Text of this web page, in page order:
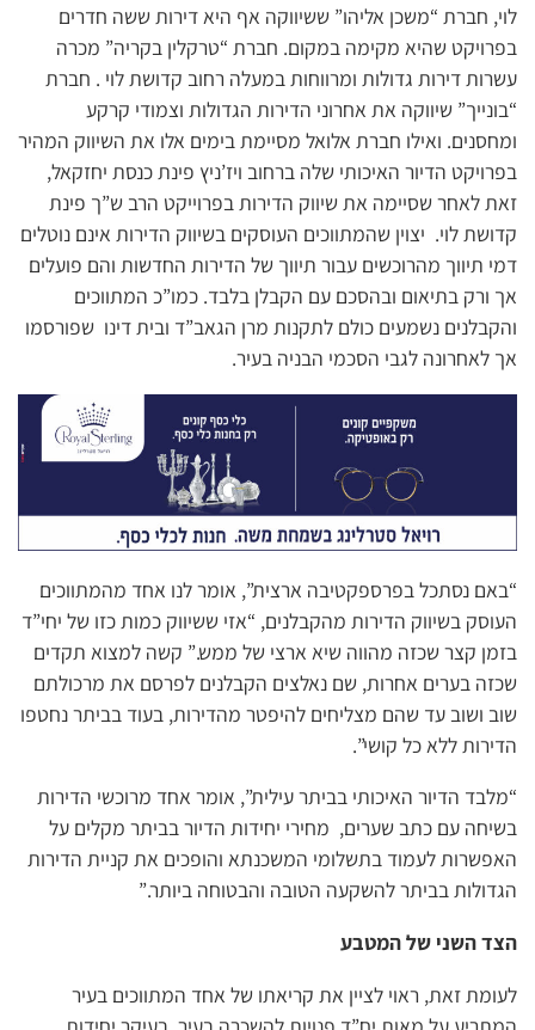
לוי, חברת “משכן אליהו” ששיווקה אף היא דירות ששה חדרים
בפרויקט שהיא מקימה במקום. חברת “טרקלין בקריה” מכרה
עשרות דירות גדולות ומרווחות במעלה רחוב קדושת לוי . חברת
“בונייך” שיווקה את אחרוני הדירות הגדולות וצמודי קרקע
ומחסנים. ואילו חברת אלואל מסיימת בימים אלו את השיווק המהיר
בפרויקט הדיור האיכותי שלה ברחוב ויז’ניץ פינת כנסת יחזקאל,
זאת לאחר שסיימה את שיווק הדירות בפרוייקט הרב ש”ך פינת
קדושת לוי. יצוין שהמתווכים העוסקים בשיווק הדירות אינם נוטלים
דמי תיווך מהרוכשים עבור תיווך של הדירות החדשות והם פועלים
אך ורק בתיאום ובהסכם עם הקבלן בלבד. כמו”כ המתווכים
והקבלנים נשמעים כולם לתקנות מרן הגאב”ד ובית דינו שפורסמו
אך לאחרונה לגבי הסכמי הבניה בעיר.
“באם נסתכל בפרספקטיבה ארצית”, אומר לנו אחד מהמתווכים
העוסק בשיווק הדירות מהקבלנים, “אזי ששיווק כמות כזו של יחי”ד
בזמן קצר שכזה מהווה שיא ארצי של ממש.” קשה למצוא תקדים
שכזה בערים אחרות, שם נאלצים הקבלנים לפרסם את מרכולתם
שוב ושוב עד שהם מצליחים להיפטר מהדירות, בעוד בביתר נחטפו
הדירות ללא כל קושי”.
“מלבד הדיור האיכותי בביתר עילית”, אומר אחד מרוכשי הדירות
בשיחה עם כתב שערים, מחירי יחידות הדיור בביתר מקלים על
האפשרות לעמוד בתשלומי המשכנתא והופכים את קניית הדירות
הגדולות בביתר להשקעה הטובה והבטוחה ביותר.”
הצד השני של המטבע
לעומת זאת, ראוי לציין את קריאתו של אחד המתווכים בעיר